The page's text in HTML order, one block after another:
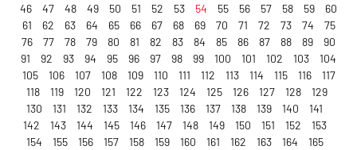
46
47 48 49 50 51 52 53 54 55 56 57 58 59
60
61
62 63 64 65 66 67 68 69 70 71 72 73 74
75
76
77 78 79 80 81 82 83 84 85 86 87 88 89
90
91
92 93 94 95 96 97 98 99 100 101 102 103
104
105
106 107 108 109 110 111 112 113 114 115 116
117
118
119 120 121 122 123 124 125 126 127 128
129
130
131 132 133 134 135 136 137 138 139 140
141
142
143 144 145 146 147 148 149 150 151 152
153
154
155 156 157 158 159 160 161 162 163 164
165